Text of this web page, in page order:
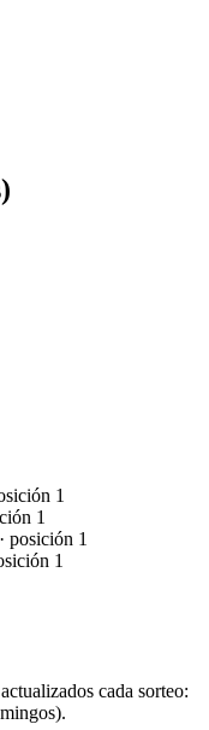
1
1
· posición 1
1
cada sorteo: